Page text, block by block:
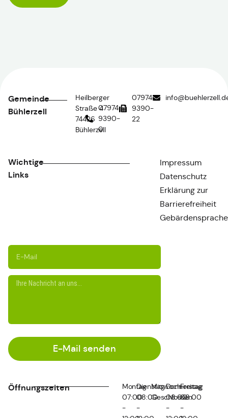
Gemeinde
Bühlerzell
Heilberger
Straße 4
74426
Bühlerzell
07974
9390-
0
07974
9390-
22
Wichtige
Links
Impressum
Datenschutz
Erklärung zur
Barrierefreiheit
Gebärdensprache
E-Mail senden
Öffnungszeiten
Montag
07:00
-
Dienstag
08:00
-
Mittwoch
Geschlossen
Donnerstag
08:00
-
Freitag
08:00
-